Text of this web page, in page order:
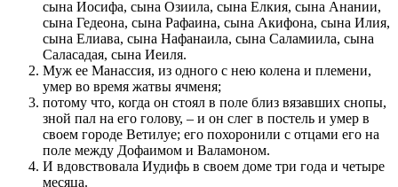
сына Иосифа, сына Озиила, сына Елкия, сына Анании,
сына Гедеона, сына Рафаина, сына Акифона, сына Илия,
сына Елиава, сына Нафанаила, сына Саламиила, сына
Саласадая, сына Иеиля.
Муж ее Манассия, из одного с нею колена и племе­ни,
умер во время жатвы ячменя;
потому что, когда он стоял в по­ле близ вязав­ших снопы,
зной пал на его голову, – и он слег в по­стель и умер в
своем городе Ветилуе; его по­хоронили с отцами его на
по­ле между Дофаимом и Валамоном.
И вдов­с­т­во­вала Иудифь в своем доме три года и четыре
месяца.